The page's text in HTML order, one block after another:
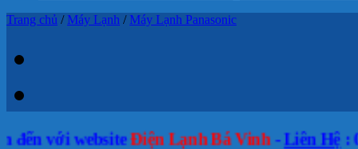
Trang chủ / Máy Lạnh / Máy Lạnh Panasonic
websiteĐiện Lạnh Bá Vinh-Liên Hệ : 0989 046